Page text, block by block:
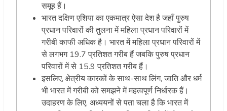
समूह हैं।
भारत दक्षिण एशिया का एकमात्र ऐसा देश है जहाँ पुरुष
प्रधान परिवारों की तुलना में महिला प्रधान परिवारों में
गरीबी काफी अधिक है। भारत में महिला प्रधान परिवारों में
से लगभग 19.7 प्रतिशत गरीब हैं जबकि पुरुष प्रधान
परिवारों में से 15.9 प्रतिशत गरीब हैं।
इसलिए, क्षेत्रीय कारकों के साथ-साथ लिंग, जाति और धर्म
भी भारत में गरीबी को समझने में महत्वपूर्ण निर्धारक हैं।
उदाहरण के लिए, अध्ययनों से पता चला है कि भारत में